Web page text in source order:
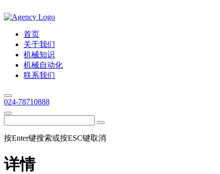
首页
关于我们
机械知识
机械自动化
联系我们
024-78710888
按Enter键搜索或按ESC键取消
详情